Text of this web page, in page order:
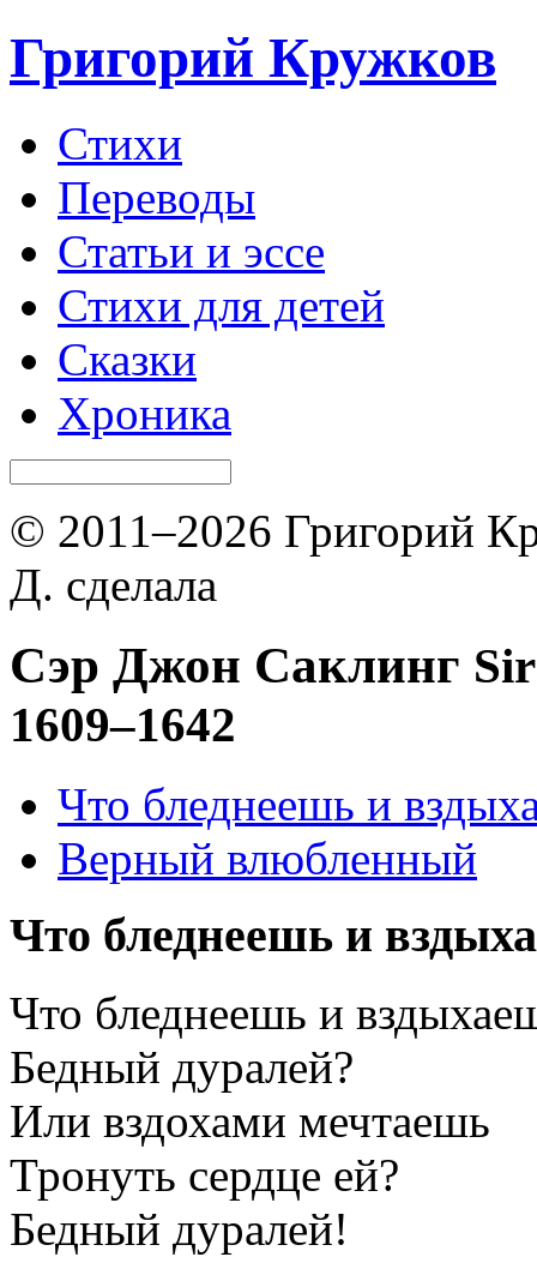
Григорий Кружков
Стихи
Переводы
Статьи и эссе
Стихи для детей
Сказки
Хроника
© 2011–2026 Григорий
Д. сделала
Сэр Джон Саклинг
1609–1642
Что бледнеешь и
Верный влюбленный
Что бледнеешь и
Что бледнеешь и
Бедный дуралей?
Или вздохами мечтаешь
Тронуть сердце ей?
Бедный дуралей!